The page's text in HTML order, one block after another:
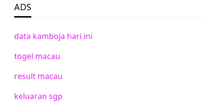
ADS
data kamboja hari ini
togel macau
result macau
keluaran sgp